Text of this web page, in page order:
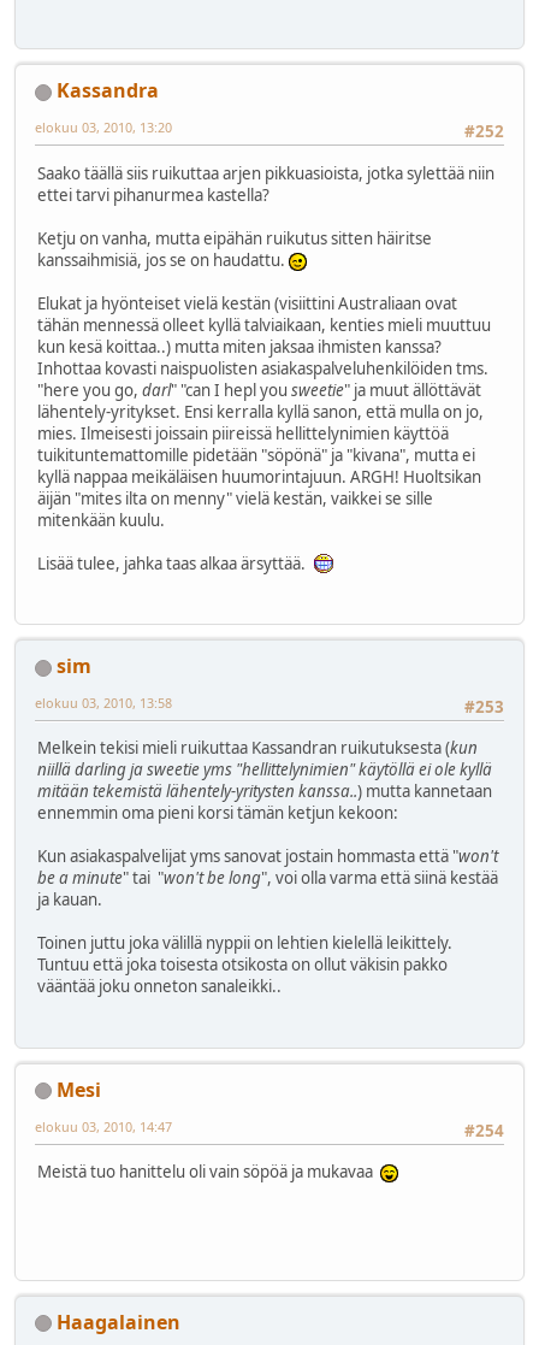
Kassandra
#252
elokuu 03, 2010, 13:20
Saako täällä siis ruikuttaa arjen pikkuasioista, jotka sylettää niin
ettei tarvi pihanurmea kastella?
Ketju on vanha, mutta eipähän ruikutus sitten häiritse
kanssaihmisiä, jos se on haudattu.
Elukat ja hyönteiset vielä kestän (visiittini Australiaan ovat
tähän mennessä olleet kyllä talviaikaan, kenties mieli muuttuu
kun kesä koittaa..) mutta miten jaksaa ihmisten kanssa?
Inhottaa kovasti naispuolisten asiakaspalveluhenkilöiden tms.
"here you go, darl" "can I hepl you sweetie" ja muut ällöttävät
lähentely-yritykset. Ensi kerralla kyllä sanon, että mulla on jo,
mies. Ilmeisesti joissain piireissä hellittelynimien käyttöä
tuikituntemattomille pidetään "söpönä" ja "kivana", mutta ei
kyllä nappaa meikäläisen huumorintajuun. ARGH! Huoltsikan
äijän "mites ilta on menny" vielä kestän, vaikkei se sille
mitenkään kuulu.
Lisää tulee, jahka taas alkaa ärsyttää.
sim
#253
elokuu 03, 2010, 13:58
Melkein tekisi mieli ruikuttaa Kassandran ruikutuksesta (kun
niillä darling ja sweetie yms "hellittelynimien" käytöllä ei ole kyllä
mitään tekemistä lähentely-yritysten kanssa..) mutta kannetaan
ennemmin oma pieni korsi tämän ketjun kekoon:
Kun asiakaspalvelijat yms sanovat jostain hommasta että "won't
be a minute" tai "won't be long", voi olla varma että siinä kestää
ja kauan.
Toinen juttu joka välillä nyppii on lehtien kielellä leikittely.
Tuntuu että joka toisesta otsikosta on ollut väkisin pakko
vääntää joku onneton sanaleikki..
Mesi
#254
elokuu 03, 2010, 14:47
Meistä tuo hanittelu oli vain söpöä ja mukavaa
Haagalainen